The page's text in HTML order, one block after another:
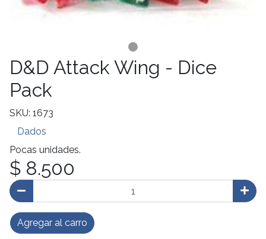
D&D Attack Wing - Dice
Pack
SKU: 1673
Dados
Pocas unidades.
$ 8.500
Agregar al carro